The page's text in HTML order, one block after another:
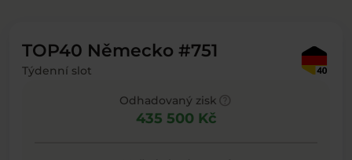
TOP40 Německo #751
Týdenní slot
Odhadovaný zisk
435 500 Kč